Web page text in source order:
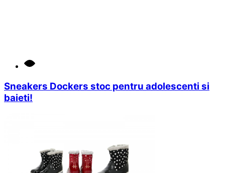
Sneakers Dockers stoc pentru adolescenti si
baieti!